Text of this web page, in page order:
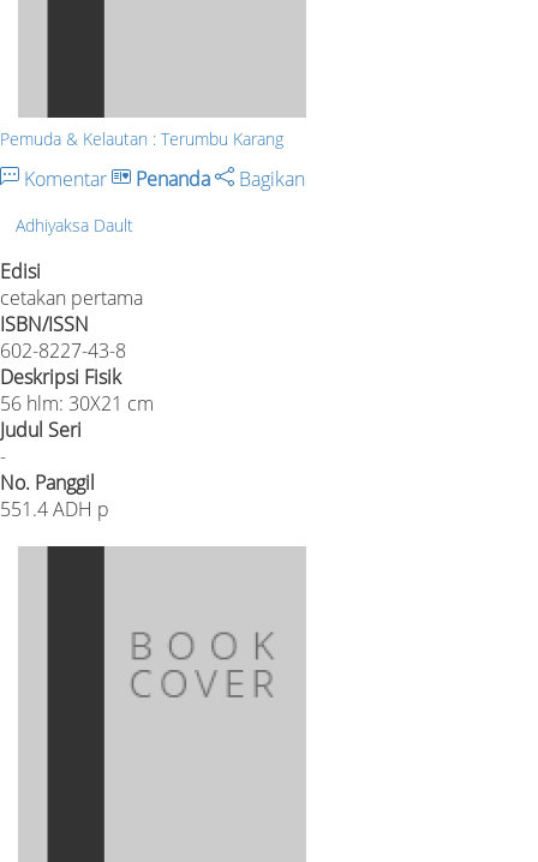
Pemuda & Kelautan : Terumbu Karang
Komentar Penanda Bagikan
Adhiyaksa Dault
Edisi
cetakan pertama
ISBN/ISSN
602-8227-43-8
Deskripsi Fisik
56 hlm: 30X21 cm
Judul Seri
-
No. Panggil
551.4 ADH p